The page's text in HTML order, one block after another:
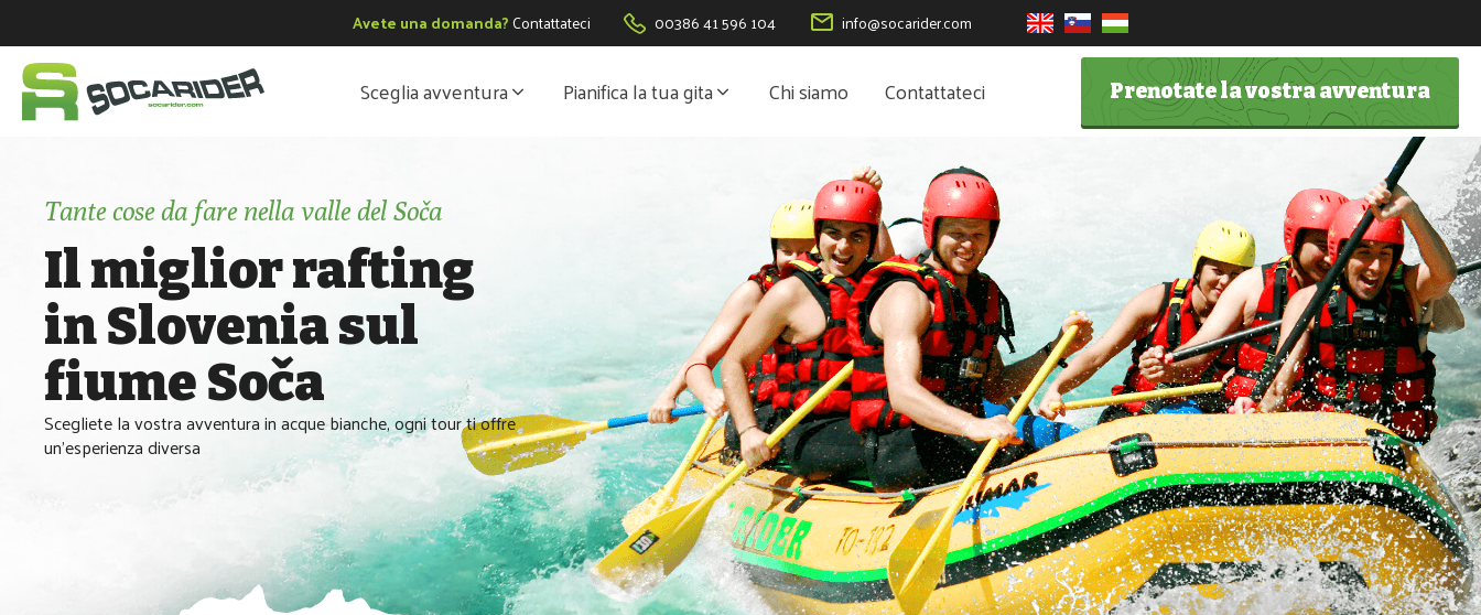
Avete una domanda?Contattateci 00386 41 596 104 info@socarider.com
Sceglia avventura Pianifica la tua gita Chi siamo Contattateci Prenotate la vostra avventura
Tante cose da fare nella valle del Soča
Il miglior rafting
in Slovenia sul
fiume Soča
Scegliete la vostra avventura in acque bianche, ogni tour ti offre
un'esperienza diversa